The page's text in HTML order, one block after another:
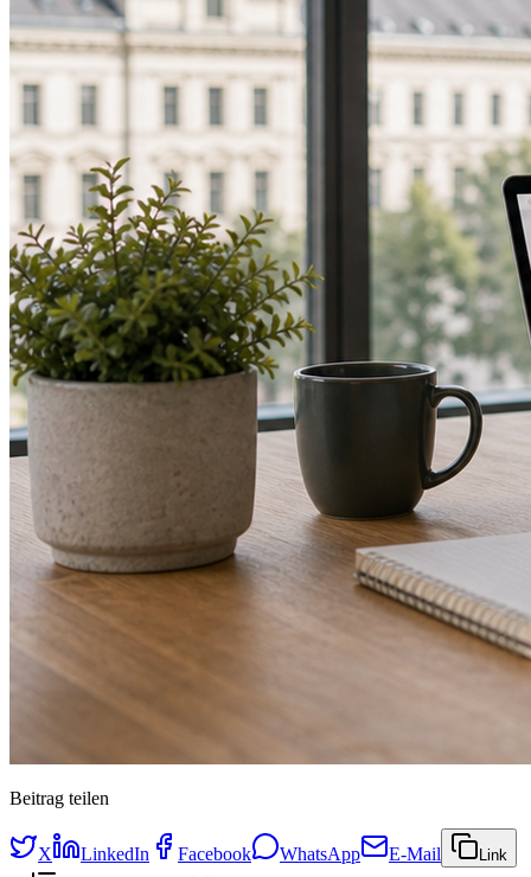
Beitrag teilen
X LinkedIn Facebook WhatsApp E-Mail Link